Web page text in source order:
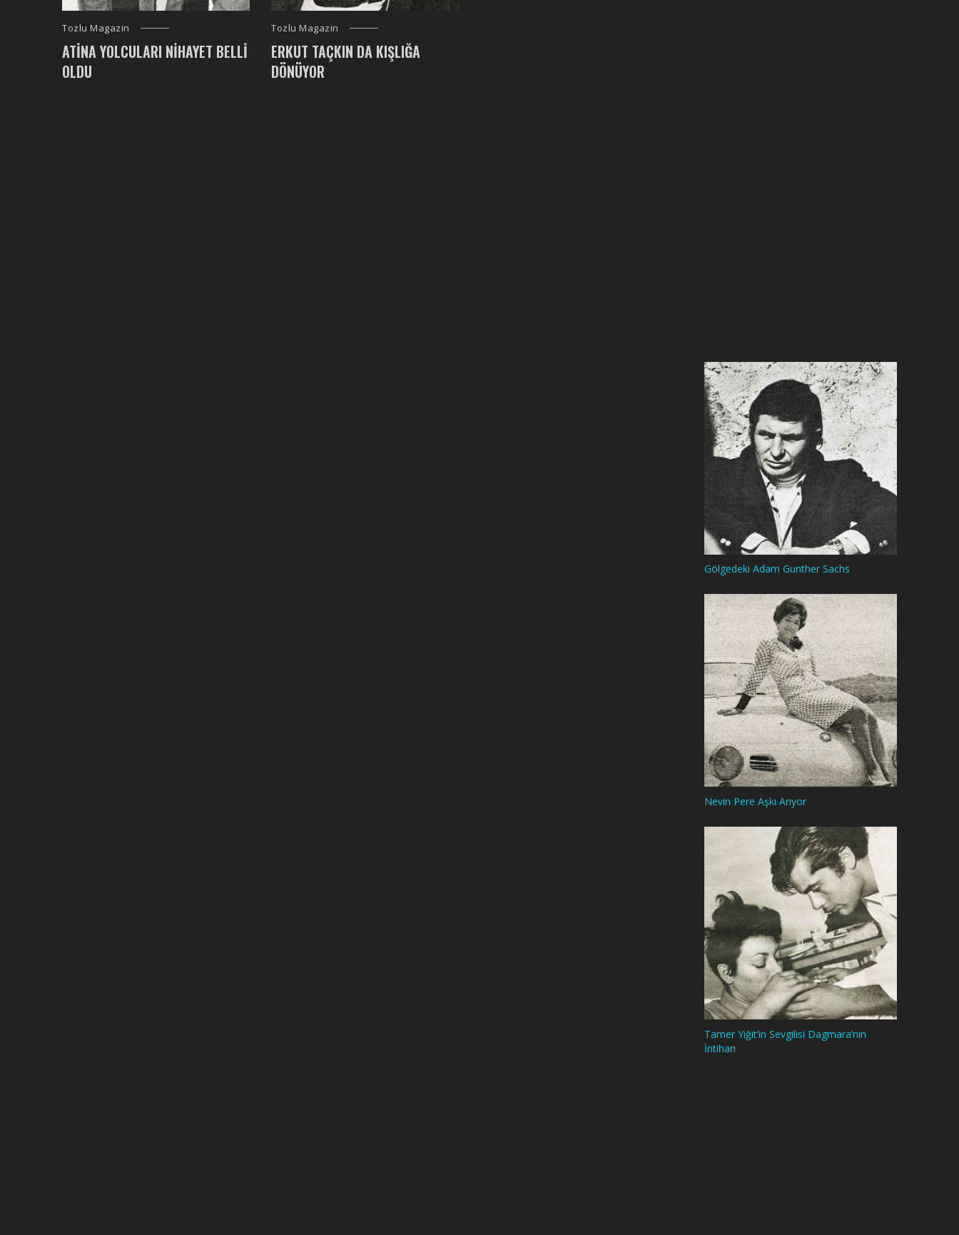
Tozlu Magazin
ATINA YOLCULARI NIHAYET BELLI
OLDU
Tozlu Magazin
ERKUT TAÇKIN DA KIŞLIĞA
DÖNÜYOR
Gölgedeki Adam Gunther Sachs
Nevin Pere Aşkı Arıyor
Tamer Yiğit’in Sevgilisi Dagmara’nın
İntiharı